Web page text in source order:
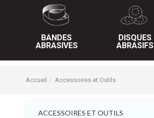
BANDES
ABRASIVES
DISQUES
ABRASIFS
Accueil Accessoires et Outils
ACCESSOIRES ET OUTILS